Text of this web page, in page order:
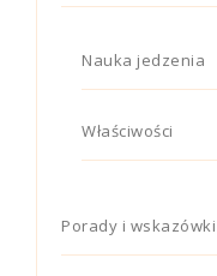
Nauka jedzenia
Właściwości
Porady i wskazówki